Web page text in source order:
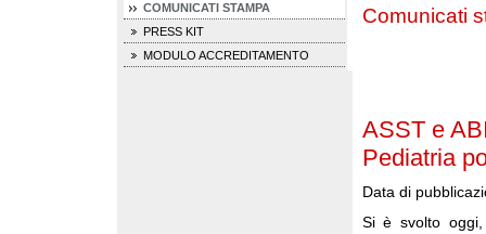
COMUNICATI STAMPA
PRESS KIT
MODULO ACCREDITAMENTO
Comunicati
ASST e
Pediatria
Data di
Si è svolto oggi,